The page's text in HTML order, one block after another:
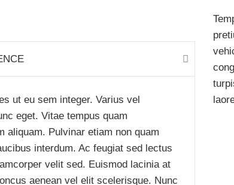
ut eu sem integer. Varius vel
eget. Vitae tempus quam
aliquam. Pulvinar etiam non quam
interdum. Ac feugiat sed lectus
velit sed. Euismod lacinia at
aenean vel elit scelerisque. Nunc